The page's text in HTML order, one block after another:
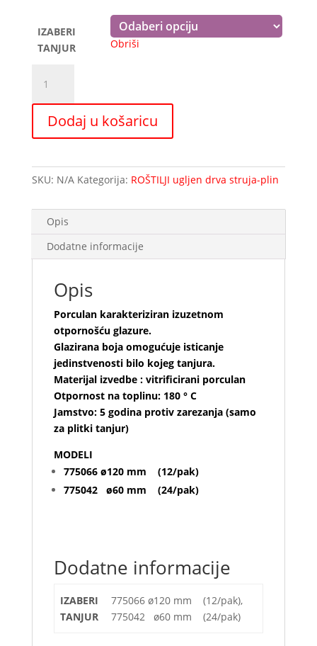
6,90 €
IZABERI
TANJUR
Obriši
okrugla
zdjelica
količina
Dodaj u košaricu
SKU: N/A Kategorija: ROŠTILJI ugljen drva struja-plin
Opis
Dodatne informacije
Opis
Porculan karakteriziran izuzetnom
otpornošću glazure.
Glazirana boja omogućuje isticanje
jedinstvenosti bilo kojeg tanjura.
Materijal izvedbe : vitrificirani porculan
Otpornost na toplinu: 180 ° C
Jamstvo: 5 godina protiv zarezanja (samo
za plitki tanjur)
MODELI
775066 ø120 mm (12/pak)
775042 ø60 mm (24/pak)
Dodatne informacije
IZABERI
TANJUR
775066 ø120 mm (12/pak),
775042 ø60 mm (24/pak)